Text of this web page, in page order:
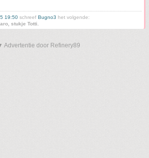
19:50 schreef Bugno3 het volgende:
stukje Totti.
Advertentie door Refinery89